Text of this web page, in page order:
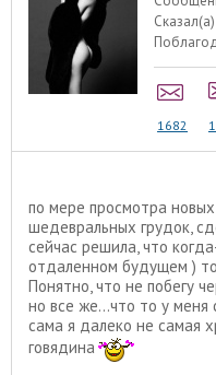
1682
по мере просмотра
шедевральных грудок,
сейчас решила, что
отдаленном будущем )
Понятно, что не побегу
но все же...что то у меня
сама я далеко не самая
говядина